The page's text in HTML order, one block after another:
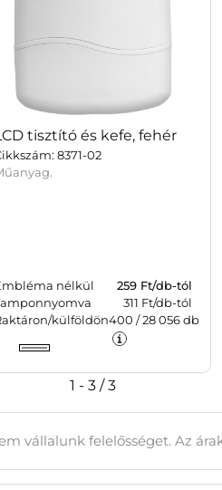
tisztító és kefe, fehér
8371-02
nélkül 259Ft/db-tól
311 Ft/db-tól
külföldön400 /28 056db
1 - 3 / 3
vállalunk felelősséget. Az